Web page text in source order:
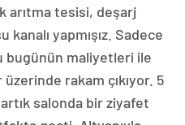
arıtma tesisi, deşarj
kanalı yapmışız. Sadece
bugünün maliyetleri ile
rakam çıkıyor. 5
salonda bir ziyafet